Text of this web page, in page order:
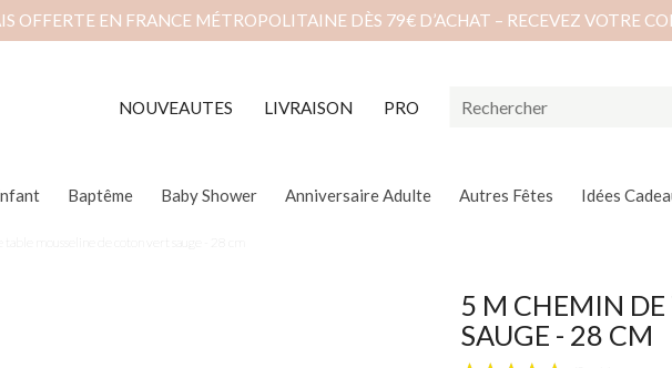
OFFERTE EN FRANCE MÉTROPOLITAINE DÈS 79€ D’ACHAT – RECEVEZ VOTRE
NOUVEAUTES LIVRAISON PRO
Baptême Baby Shower Anniversaire Adulte Autres Fêtes Idées
table mousseline de coton vert sauge - 28 cm
5 M CHEMIN DE
SAUGE - 28 CM